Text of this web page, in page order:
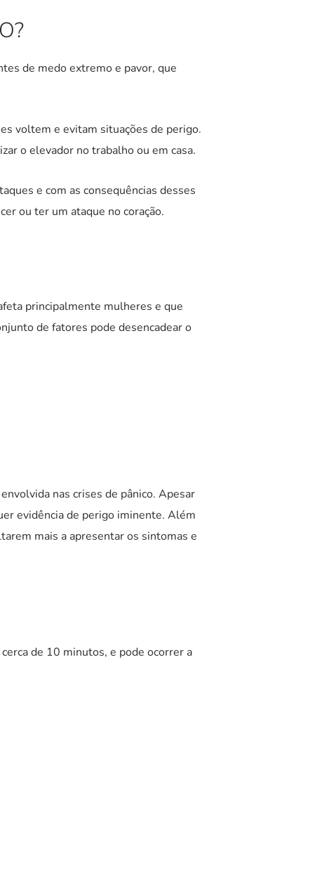
de medo extremo e pavor, que
voltem e evitam situações de perigo.
o elevador no trabalho ou em casa.
e com as consequências desses
ou ter um ataque no coração.
principalmente mulheres e que
de fatores pode desencadear o
nas crises de pânico. Apesar
evidência de perigo iminente. Além
mais a apresentar os sintomas e
de 10 minutos, e pode ocorrer a